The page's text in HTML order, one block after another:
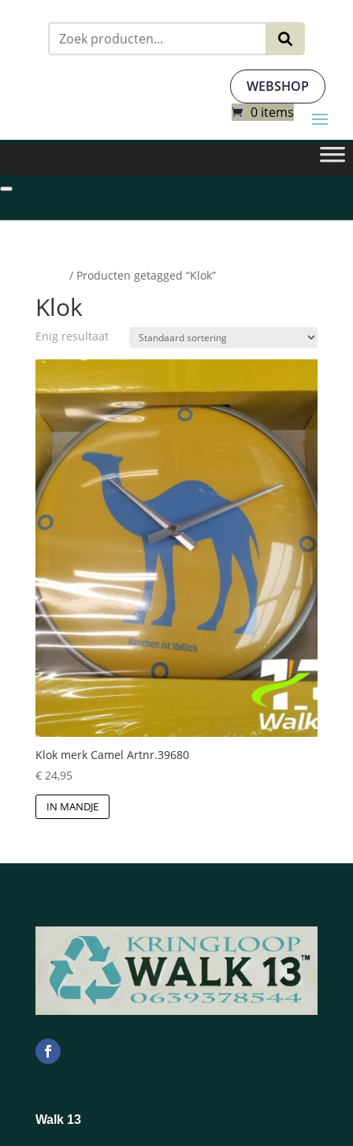
WEBSHOP
0 items
/ Producten getagged “Klok”
Klok
Enig resultaat
Klok merk Camel Artnr.39680
€24,95
IN MANDJE
Walk 13